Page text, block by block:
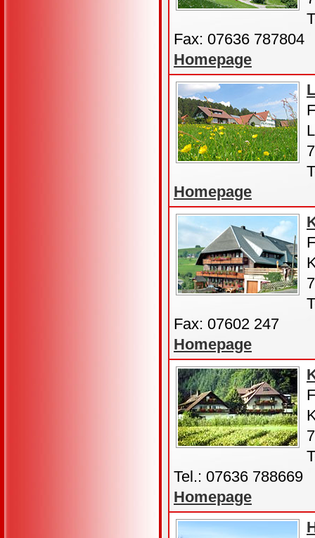
Fax: 07636 787804
Homepage
Homepage
Fax: 07602 247
Homepage
Tel.: 07636 788669
Homepage